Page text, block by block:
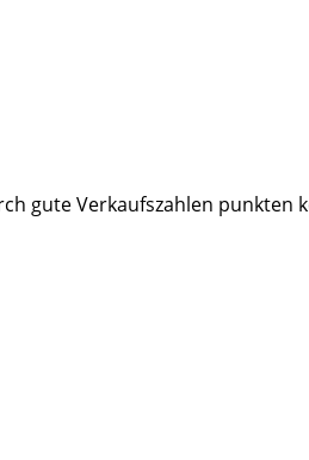
gute Verkaufszahlen